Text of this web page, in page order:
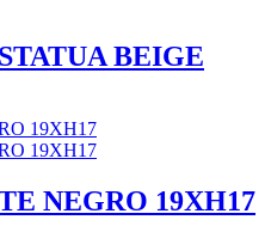
BEIGE
NEGRO 19XH17